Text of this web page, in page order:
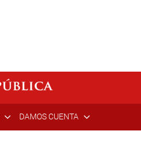
DAMOS CUENTA